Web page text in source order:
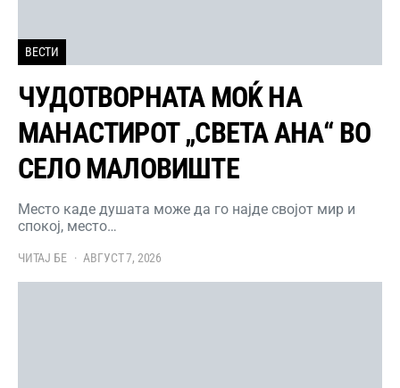
ВЕСТИ
ЧУДОТВОРНАТА МОЌ НА
МАНАСТИРОТ „СВЕТА АНА“ ВО
СЕЛО МАЛОВИШТЕ
Место каде душата може да го најде својот мир и
спокој, место…
ЧИТАЈ БЕ АВГУСТ 7, 2026